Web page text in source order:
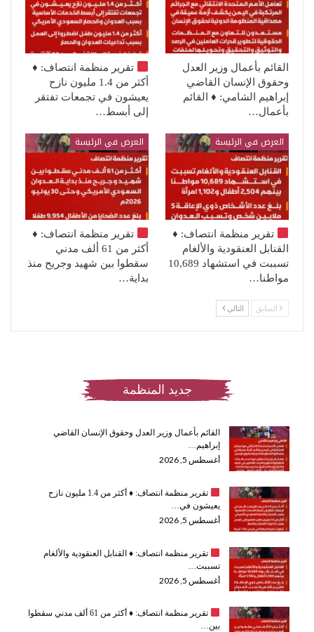
القائم بأعمال وزير العدل
وحقوق الإنسان القاضي
إبراهيم الشامي: ♦️ القائم
بأعمال…
تقرير منظمة انتصاف: ♦️
أكثر من 1.4 مليون نازح
يعيشون في تجمعات تفتقر
إلى أبسط…
العرض في الرئيسة
تقرير منظمة انتصاف: ♦️
القنابل العنقودية والألغام
تسببت في استشهاد 10,689
مواطنا…
العرض في الرئيسة
تقرير منظمة انتصاف: ♦️
أكثر من 61 ألف مدني
سقطوا بين شهيد وجريح منذ
بداية…
السابق التالي
جديد المنظمة
القائم بأعمال وزير العدل وحقوق الإنسان القاضي
إبراهيم…
أغسطس 5, 2026
تقرير منظمة انتصاف: ♦️
أكثر من 1.4 مليون نازح
يعيشون في…
أغسطس 5, 2026
تقرير منظمة انتصاف: ♦️القنابل العنقودية والألغام
تسببت…
أغسطس 5, 2026
تقرير منظمة انتصاف: ♦️
أكثر من 61 ألف مدني سقطوا
بين…